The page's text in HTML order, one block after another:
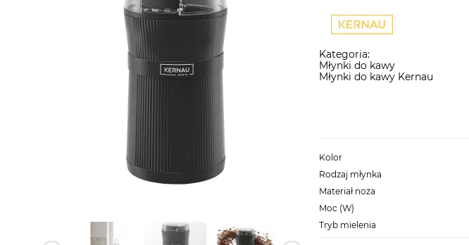
Kategoria:
Młynki do kawy
Młynki do kawy Kernau
Kolor
Rodzaj młynka
Materiał noża
Moc (W)
Tryb mielenia